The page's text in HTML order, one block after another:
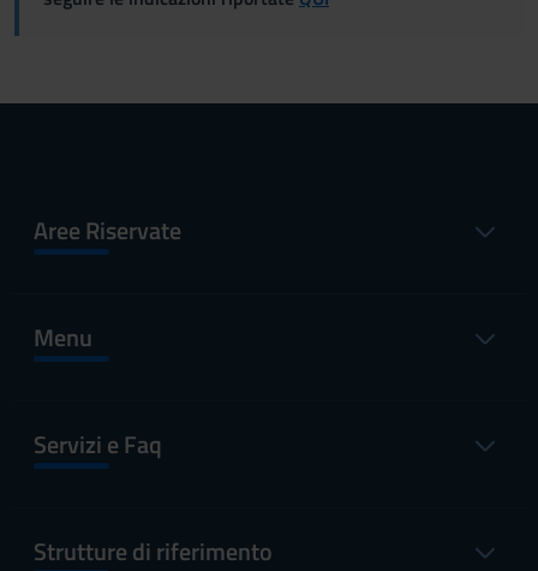
Aree Riservate
Menu
Servizi e Faq
Strutture di riferimento